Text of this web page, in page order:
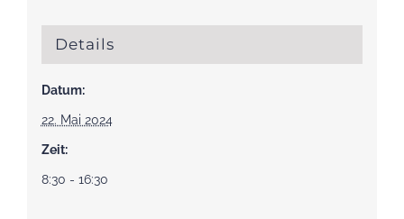
Details
Datum:
22. Mai 2024
Zeit:
8:30 - 16:30